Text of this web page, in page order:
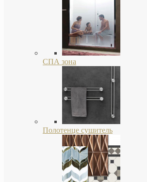
СПА зона
Полотенце сушитель